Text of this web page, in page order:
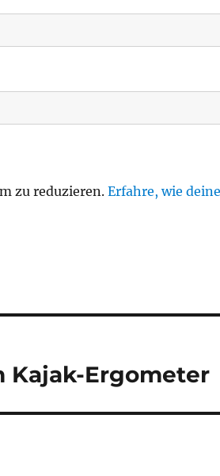
zu reduzieren.Erfahre, wie
Ergometer